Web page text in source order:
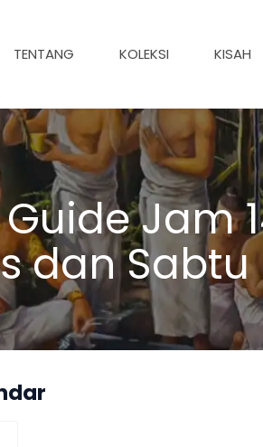
TENTANG KOLEKSI KISAH
Jam
dan